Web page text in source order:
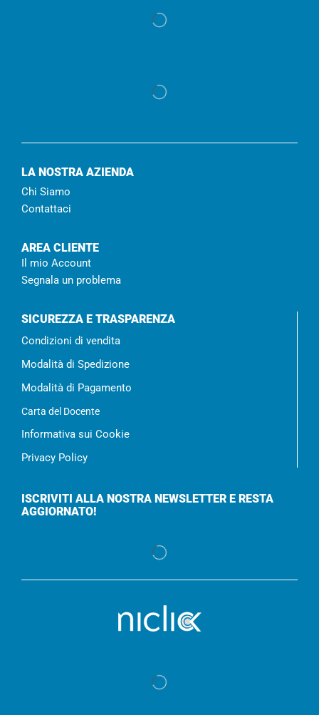
LA NOSTRA AZIENDA
Chi Siamo
Contattaci
AREA CLIENTE
Il mio Account
Segnala un problema
SICUREZZA E TRASPARENZA
Condizioni di vendita
Modalità di Spedizione
Modalità di Pagamento
Carta del Docente
Informativa sui Cookie
Privacy Policy
ISCRIVITI ALLA NOSTRA NEWSLETTER E RESTA
AGGIORNATO!